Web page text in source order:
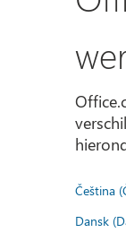
Čeština
Dansk